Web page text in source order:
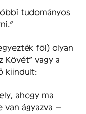
tudományos
föl) olyan
Kövét” vagy a
kiindult:
ahogy ma
van ágyazva —